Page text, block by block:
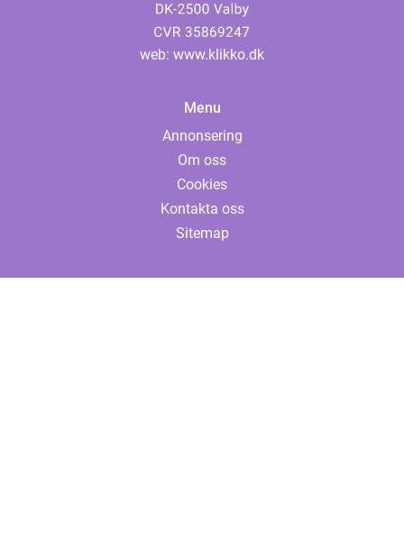
web: www.klikko.dk
Menu
Annonsering
Om oss
Cookies
Kontakta oss
Sitemap